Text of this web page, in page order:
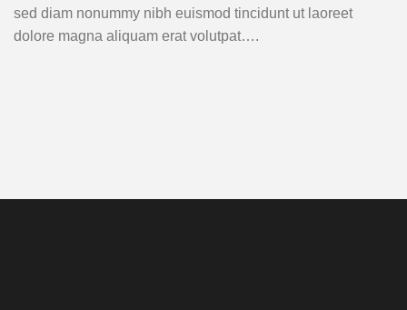
sed diam nonummy nibh euismod tincidunt ut laoreet
dolore magna aliquam erat volutpat….